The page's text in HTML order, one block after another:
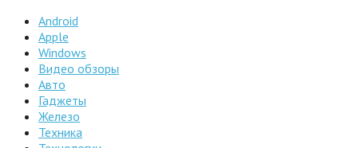
Android
Apple
Windows
Видео обзоры
Авто
Гаджеты
Железо
Техника